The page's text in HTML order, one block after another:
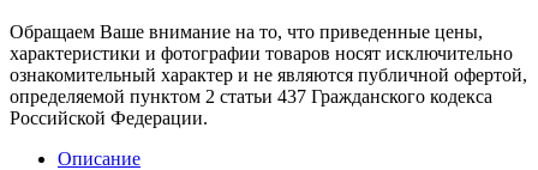
Обращаем Ваше внимание на то, что приведенные цены,
характеристики и фотографии товаров носят исключительно
ознакомительный характер и не являются публичной офертой,
определяемой пунктом 2 статьи 437 Гражданского кодекса
Российской Федерации.
Описание